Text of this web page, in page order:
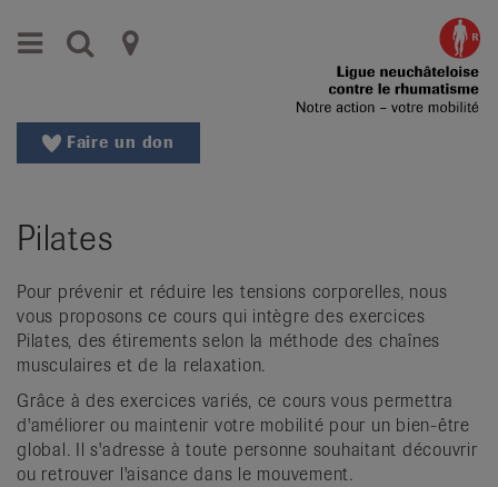
vers
au
Aller
Changer
région
Changer
de
langue:
de
Faire un don
Pilates
Pour prévenir et réduire les tensions corporelles, nous
vous proposons ce cours qui intègre des exercices
Pilates, des étirements selon la méthode des chaînes
musculaires et de la relaxation.
Grâce à des exercices variés, ce cours vous permettra
d'améliorer ou maintenir votre mobilité pour un bien-être
global. Il s'adresse à toute personne souhaitant découvrir
ou retrouver l'aisance dans le mouvement.
Menu Recherche
Ligues
contre
le
Organisations
nationales
de
patients